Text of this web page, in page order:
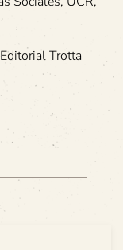
Trotta